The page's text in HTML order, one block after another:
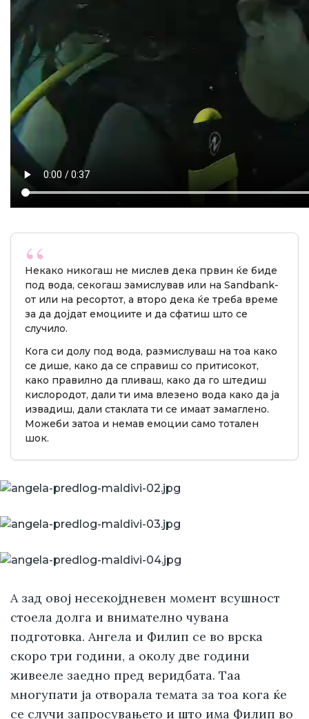
Некако никогаш не мислев дека првин ќе биде
под вода, секогаш замислував или на Sandbank-
от или на ресортот, а второ дека ќе треба време
за да дојдат емоциите и да сфатиш што се
случило.
Кога си долу под вода, размислуваш на тоа како
се дише, како да се справиш со притисокот,
како правилно да пливаш, како да го штедиш
кислородот, дали ти има влезено вода како да ја
извадиш, дали стаклата ти се имаат замаглено.
Можеби затоа и немав емоции само тотален
шок.
А зад овој несекојдневен момент всушност
стоела долга и внимателно чувана
подготовка. Ангела и Филип се во врска
скоро три години, а околу две години
живееле заедно пред веридбата. Таа
многупати ја отворала темата за тоа кога ќе
се случи запросувањето и што има Филип во